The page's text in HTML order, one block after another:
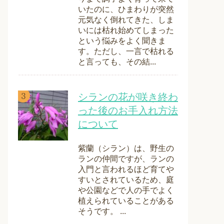
いたのに、ひまわりが突然
元気なく倒れてきた、しま
いには枯れ始めてしまった
という悩みをよく聞きま
す。ただし、一言で枯れる
と言っても、その結...
シランの花が咲き終わ
った後のお手入れ方法
について
紫蘭（シラン）は、野生の
ランの仲間ですが、ランの
入門と言われるほど育てや
すいとされているため、庭
や公園などで人の手でよく
植えられていることがある
そうです。 ...